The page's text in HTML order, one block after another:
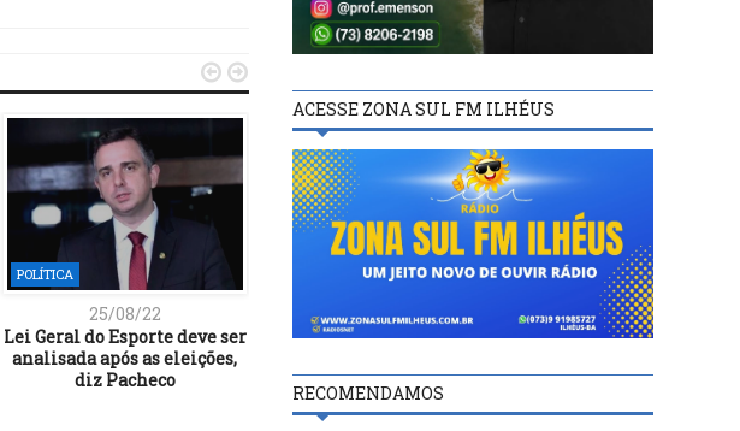
POLÍTICA
25/08/22
Lei Geral do Esporte deve ser
analisada após as eleições,
diz Pacheco
23/05/24
Senado aprova castração
em crimes sexuais
POLÍTICA
24/07/20
Senado aprova MP
de dias letivos
 
ACESSE ZONA SUL FM ILHÉUS
RECOMENDAMOS